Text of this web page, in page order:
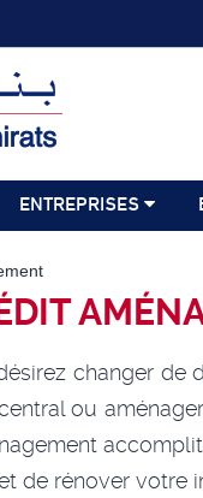
ENTREPRISES
changer de
ou
de rénover votre